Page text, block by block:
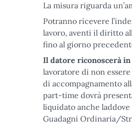
La misura riguarda
Potranno ricevere
lavoro, aventi il diritto
fino al giorno
Il datore riconoscerà
lavoratore di non
di accompagnamento
part-time dovrà
liquidato anche
Guadagni Ordinaria/